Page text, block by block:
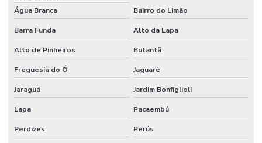
Água Branca
Bairro do Limão
Barra Funda Alto da Lapa
Alto de Pinheiros Butantã
Freguesia do Ó Jaguaré
Jaraguá Jardim Bonfiglioli
Lapa Pacaembú
Perdizes Perús